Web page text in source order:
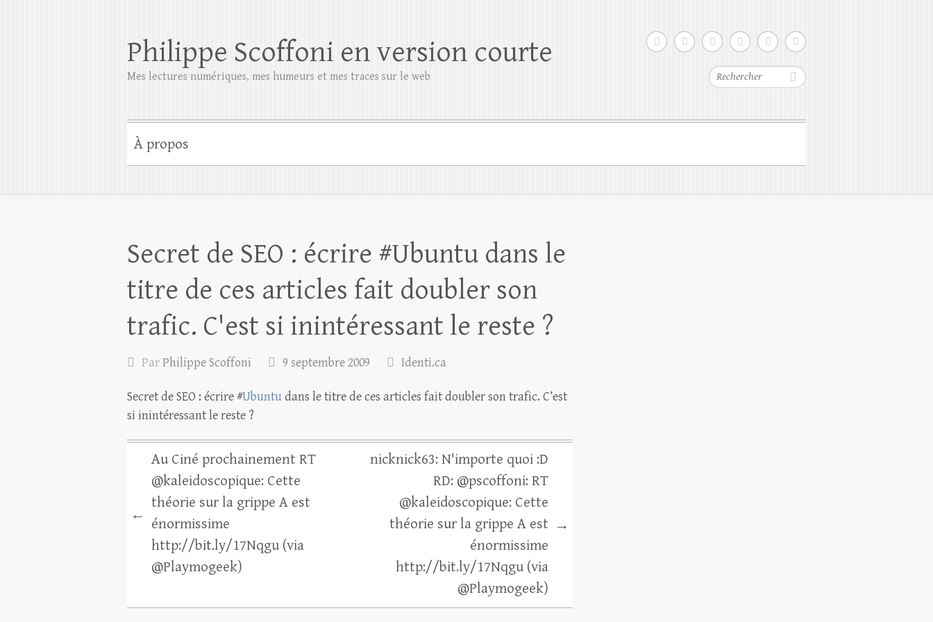
Rechercher
Philippe Scoffoni en version courte
Mes lectures numériques, mes humeurs et mes traces sur le web
À propos
Secret de SEO : écrire #Ubuntu dans le
titre de ces articles fait doubler son
trafic. C'est si inintéressant le reste ?
ParPhilippe Scoffoni 9 septembre 2009 Identi.ca
Secret de SEO : écrire #Ubuntu dans le titre de ces articles fait doubler son trafic. C’est
si inintéressant le reste ?
←
Au Ciné prochainement RT
@kaleidoscopique: Cette
théorie sur la grippe A est
énormissime
http://bit.ly/17Nqgu (via
@Playmogeek)
nicknick63: N'importe quoi :D
RD: @pscoffoni: RT
@kaleidoscopique: Cette
théorie sur la grippe A est
énormissime
http://bit.ly/17Nqgu (via
@Playmogeek)
→